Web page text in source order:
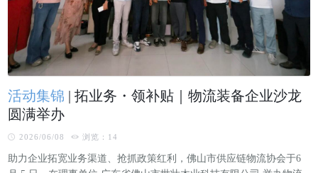
活动集锦 |拓业务・领补贴｜物流装备企业沙龙
圆满举办
2026/06/08 浏览：14
助力企业拓宽业务渠道、抢抓政策红利，佛山市供应链物流协会于6